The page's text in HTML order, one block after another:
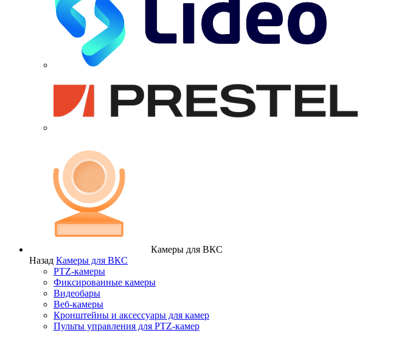
Камеры для ВКС
Назад Камеры для ВКС
PTZ-камеры
Фиксированные камеры
Видеобары
Веб-камеры
Кронштейны и аксессуары для камер
Пульты управления для PTZ-камер